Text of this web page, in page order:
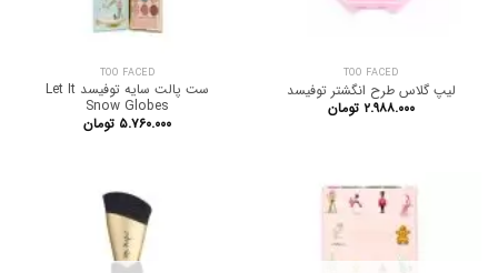
TOO FACED
لیپ گلاس طرح انگشتر توفیسد
۲.۹۸۸.۰۰۰ تومان
TOO FACED
ست پالت سایه توفیسد Let It
Snow Globes
۵.۷۶۰.۰۰۰ تومان